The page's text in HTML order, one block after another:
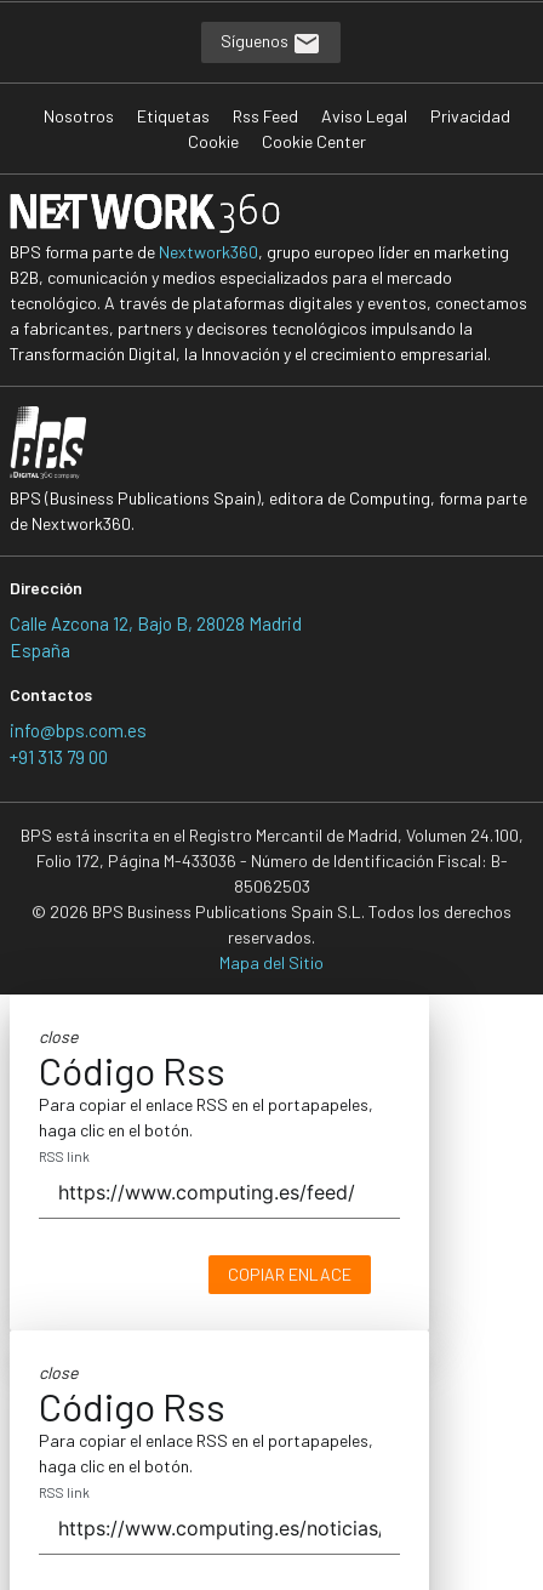
Síguenos
Nosotros Etiquetas Rss Feed Aviso Legal
Privacidad
Cookie
Cookie Center
BPS forma parte de Nextwork360, grupo europeo líder en marketing
B2B, comunicación y medios especializados para el mercado
tecnológico. A través de plataformas digitales y eventos, conectamos
a fabricantes, partners y decisores tecnológicos impulsando la
Transformación Digital, la Innovación y el crecimiento empresarial.
BPS (Business Publications Spain), editora de Computing, forma parte
de Nextwork360.
Dirección
Calle Azcona 12, Bajo B, 28028 Madrid
España
Contactos
info@bps.com.es
+91 313 79 00
BPS está inscrita en el Registro Mercantil de Madrid, Volumen 24.100,
Folio 172, Página M-433036 - Número de Identificación Fiscal: B-
85062503
© 2026 BPS Business Publications Spain S.L. Todos los derechos
reservados.
Mapa del Sitio
close
Código Rss
Para copiar el enlace RSS en el portapapeles,
haga clic en el botón.
RSS link
COPIAR ENLACE
close
Código Rss
Para copiar el enlace RSS en el portapapeles,
haga clic en el botón.
RSS link